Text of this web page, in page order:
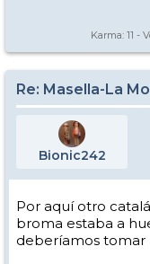
Karma: 11 -
Re: Masella-La
Bionic242
Por aquí otro
broma estaba a
deberíamos tomar